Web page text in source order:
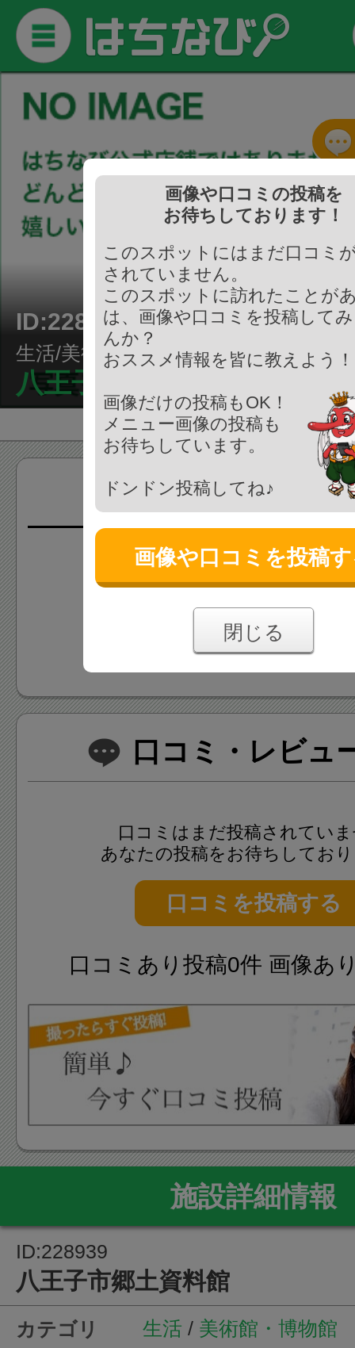
ID:228939
生活/美術館・博物館
八王子市郷土資料館
画像(0枚)
画像はまだ投稿されていま
画像を投稿する
口コミ・レビュ
口コミはまだ投稿されてい
あなたの投稿をお待ちしてお
口コミを投稿する
口コミあり投稿0件 画像あ
施設詳細情報
ID:228939
八王子市郷土資料館
カテゴリ 生活 / 美術館・博物館
画像や口コミの投稿を
お待ちしております！
このスポットにはまだ口コミ
されていません。
このスポットに訪れたことが
は、画像や口コミを投稿して
んか？
おススメ情報を皆に教えよう
画像だけの投稿もOK！
メニュー画像の投稿も
お待ちしています。
ドンドン投稿してね♪
画像や口コミを投稿
閉じる